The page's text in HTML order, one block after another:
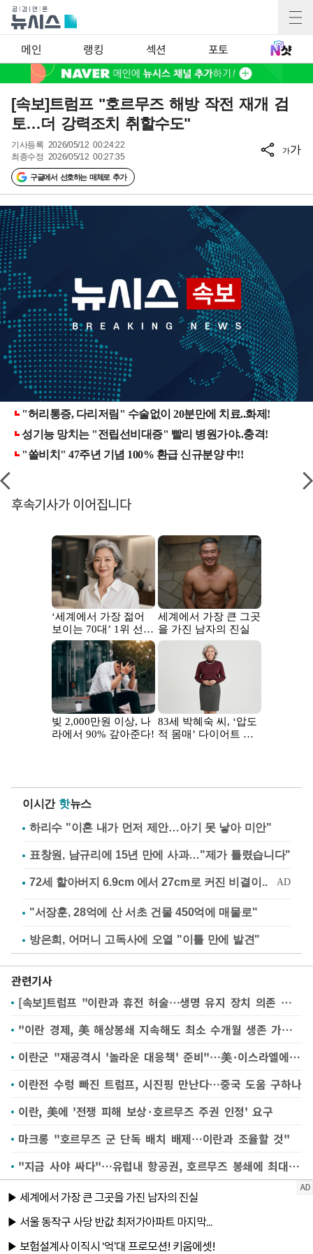
메인 랭킹 섹션 포토
[속보]트럼프 "호르무즈 해방 작전 재개 검
토…더 강력조치 취할수도"
기사등록 2026/05/12 00:24:22
최종수정 2026/05/12 00:27:35
구글에서 선호하는 매체로 추가
가가
후속기사가 이어집니다
이시간 핫뉴스
하리수 "이혼 내가 먼저 제안…아기 못 낳아 미안"
표창원, 남규리에 15년 만에 사과…"제가 틀렸습니다"
"서장훈, 28억에 산 서초 건물 450억에 매물로"
방은희, 어머니 고독사에 오열 "이틀 만에 발견"
관련기사
[속보]트럼프 "이란과 휴전 허술…생명 유지 장치 의존 상태"
"이란 경제, 美 해상봉쇄 지속해도 최소 수개월 생존 가능" NBC
이란군 "재공격시 '놀라운 대응책' 준비"…美·이스라엘에 경고
이란전 수렁 빠진 트럼프, 시진핑 만난다…중국 도움 구하나
이란, 美에 '전쟁 피해 보상·호르무즈 주권 인정' 요구
마크롱 "호르무즈 군 단독 배치 배제…이란과 조율할 것"
"지금 사야 싸다"…유럽내 항공권, 호르무즈 봉쇄에 최대 44% 급락